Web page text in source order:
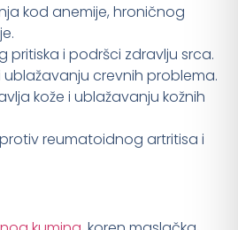
kod anemije, hroničnog
pritiska i podršci zdravlju srca.
ublažavanju crevnih problema.
kože i ublažavanju kožnih
reumatoidnog artritisa i